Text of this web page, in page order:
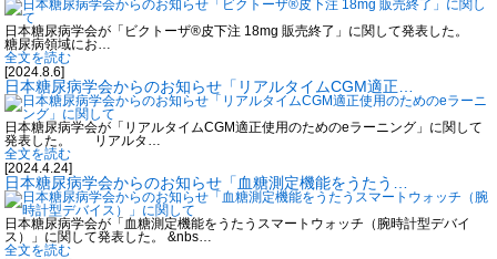
日本糖尿病学会が「ビクトーザ®皮下注 18mg 販売終了」に関して発表した。
糖尿病領域にお…
全文を読む
[2024.8.6]
日本糖尿病学会からのお知らせ「リアルタイムCGM適正…
日本糖尿病学会が「リアルタイムCGM適正使用のためのeラーニング」に関して
発表した。 リアルタ…
全文を読む
[2024.4.24]
日本糖尿病学会からのお知らせ「血糖測定機能をうたう…
日本糖尿病学会が「血糖測定機能をうたうスマートウォッチ（腕時計型デバイ
ス）」に関して発表した。 &nbs…
全文を読む